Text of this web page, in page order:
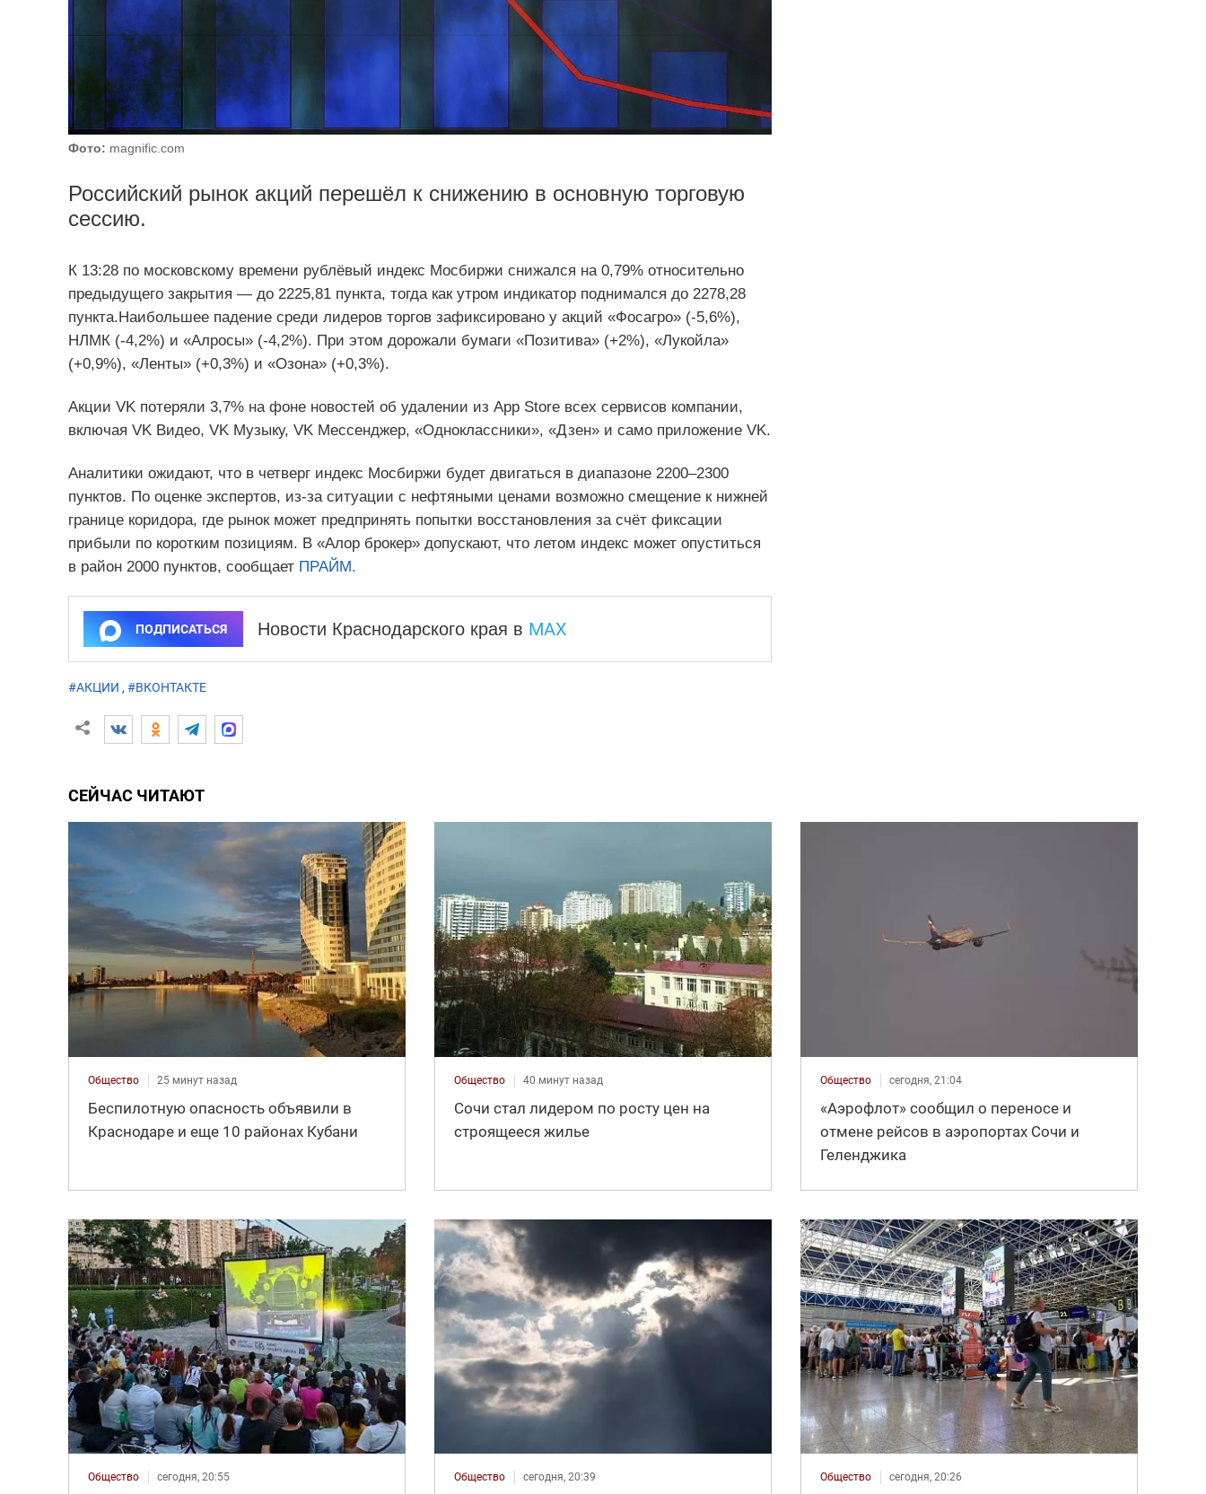
Фото: magnific.com
Российский рынок акций перешёл к снижению в основную торговую
сессию.
К 13:28 по московскому времени рублёвый индекс Мосбиржи снижался на 0,79% относительно
предыдущего закрытия — до 2225,81 пункта, тогда как утром индикатор поднимался до 2278,28
пункта.Наибольшее падение среди лидеров торгов зафиксировано у акций «Фосагро» (-5,6%),
НЛМК (-4,2%) и «Алросы» (-4,2%). При этом дорожали бумаги «Позитива» (+2%), «Лукойла»
(+0,9%), «Ленты» (+0,3%) и «Озона» (+0,3%).
Акции VK потеряли 3,7% на фоне новостей об удалении из App Store всех сервисов компании,
включая VK Видео, VK Музыку, VK Мессенджер, «Одноклассники», «Дзен» и само приложение VK.
Аналитики ожидают, что в четверг индекс Мосбиржи будет двигаться в диапазоне 2200–2300
пунктов. По оценке экспертов, из-за ситуации с нефтяными ценами возможно смещение к нижней
границе коридора, где рынок может предпринять попытки восстановления за счёт фиксации
прибыли по коротким позициям. В «Алор брокер» допускают, что летом индекс может опуститься
в район 2000 пунктов, сообщает ПРАЙМ.
ПОДПИСАТЬСЯ Новости Краснодарского края в MAX
#АКЦИИ , #ВКОНТАКТЕ
СЕЙЧАС ЧИТАЮТ
Общество 25 минут назад
Беспилотную опасность объявили в
Краснодаре и еще 10 районах Кубани
Общество 40 минут назад
Сочи стал лидером по росту цен на
строящееся жилье
Общество сегодня, 21:04
«Аэрофлот» сообщил о переносе и
отмене рейсов в аэропортах Сочи и
Геленджика
Общество сегодня, 20:55 Общество сегодня, 20:39 Общество сегодня, 20:26